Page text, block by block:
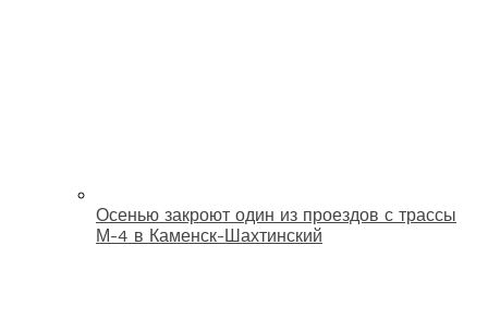
Осенью закроют один из проездов с трассы
М-4 в Каменск-Шахтинский